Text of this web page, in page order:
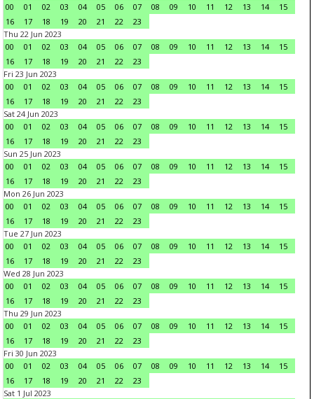
00
01 02 03 04 05 06 07 08 09 10 11 12 13 14
15
16
17 18 19 20 21 22
23
Thu 22 Jun 2023
00
01 02 03 04 05 06 07 08 09 10 11 12 13 14
15
16
17 18 19 20 21 22
23
Fri 23 Jun 2023
00
01 02 03 04 05 06 07 08 09 10 11 12 13 14
15
16
17 18 19 20 21 22
23
Sat 24 Jun 2023
00
01 02 03 04 05 06 07 08 09 10 11 12 13 14
15
16
17 18 19 20 21 22
23
Sun 25 Jun 2023
00
01 02 03 04 05 06 07 08 09 10 11 12 13 14
15
16
17 18 19 20 21 22
23
Mon 26 Jun 2023
00
01 02 03 04 05 06 07 08 09 10 11 12 13 14
15
16
17 18 19 20 21 22
23
Tue 27 Jun 2023
00
01 02 03 04 05 06 07 08 09 10 11 12 13 14
15
16
17 18 19 20 21 22
23
Wed 28 Jun 2023
00
01 02 03 04 05 06 07 08 09 10 11 12 13 14
15
16
17 18 19 20 21 22
23
Thu 29 Jun 2023
00
01 02 03 04 05 06 07 08 09 10 11 12 13 14
15
16
17 18 19 20 21 22
23
Fri 30 Jun 2023
00
01 02 03 04 05 06 07 08 09 10 11 12 13 14
15
16
17 18 19 20 21 22
23
Sat 1 Jul 2023